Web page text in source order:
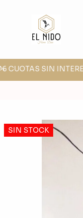
SIN
SIN STOCK